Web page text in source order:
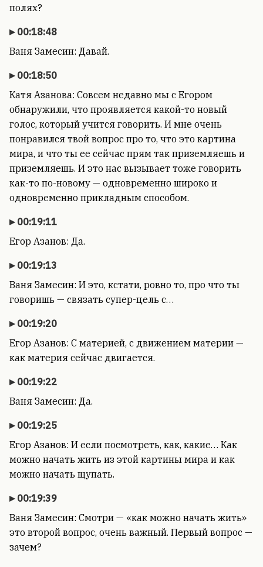
полях?
00:18:48
Ваня Замесин: Давай.
00:18:50
Катя Азанова: Совсем недавно мы с Егором
обнаружили, что проявляется какой-то новый
голос, который учится говорить. И мне очень
понравился твой вопрос про то, что это картина
мира, и что ты ее сейчас прям так приземляешь и
приземляешь. И это нас вызывает тоже говорить
как-то по-новому — одновременно широко и
одновременно прикладным способом.
00:19:11
Егор Азанов: Да.
00:19:13
Ваня Замесин: И это, кстати, ровно то, про что ты
говоришь — связать супер-цель с…
00:19:20
Егор Азанов: С материей, с движением материи —
как материя сейчас двигается.
00:19:22
Ваня Замесин: Да.
00:19:25
Егор Азанов: И если посмотреть, как, какие… Как
можно начать жить из этой картины мира и как
можно начать щупать.
00:19:39
Ваня Замесин: Смотри — «как можно начать жить»
это второй вопрос, очень важный. Первый вопрос —
зачем?